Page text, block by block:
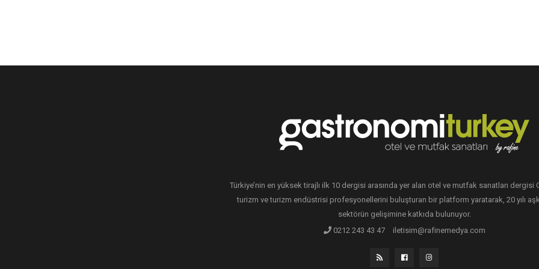
Türkiye’nin en yüksek tirajlı ilk 10 dergisi arasında yer alan otel ve mutfak sanatları dergisi
turizm ve turizm endüstrisi profesyonellerini buluşturan bir platform yaratarak, 20 yılı
sektörün gelişimine katkıda bulunuyor.
0212 243 43 47
iletisim@rafinemedya.com